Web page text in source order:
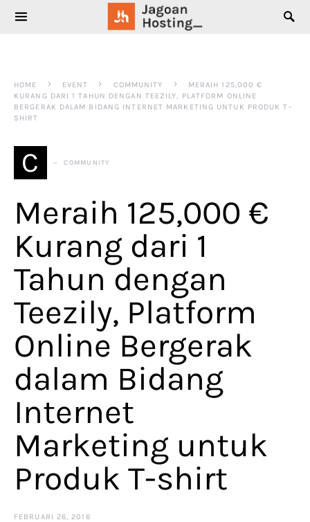
SEARCH FOR:
HOME EVENT COMMUNITY
MERAIH 125,000 €
KURANG DARI 1 TAHUN DENGAN TEEZILY, PLATFORM ONLINE
BERGERAK DALAM BIDANG INTERNET MARKETING UNTUK PRODUK T-
SHIRT
C COMMUNITY
Meraih 125,000 €
Kurang dari 1
Tahun dengan
Teezily, Platform
Online Bergerak
dalam Bidang
Internet
Marketing untuk
Produk T-shirt
FEBRUARI 26, 2016